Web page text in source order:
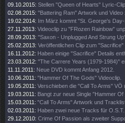
09.10.2015: Stellen "Queen of Hearts" Lyric-
02.08.2015: "Battering Ram" Artwork und
19.02.2014: Im März kommt "St. George's
27.11.2013: Videoclip zu "FRozen Rainbow"
28.09.2013: "Saxon - Unplugged And Strung
25.02.2013: Veröffentlichen Clip zum
16.11.2012: Haben einige "Sacrifice" Details
23.03.2012: "The Carrere Years (1979-1984)"
11.11.2011: Neue DVD kommt Anfang 2012.
10.06.2011: "Hammer Of The Gods" Videoclip.
19.05.2011: Verschieben die "Call To Arms" VÖ
19.03.2011: Bangt zur neue Single "Hammer
15.03.2011: "Call To Arms" Artwork und
02.03.2011: Haben zwei neue Tracks für
29.12.2010: Crime Of Passion als zweiter